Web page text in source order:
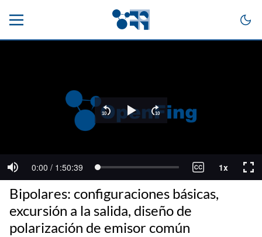
Bipolares: configuraciones básicas,
excursión a la salida, diseño de
polarización de emisor común